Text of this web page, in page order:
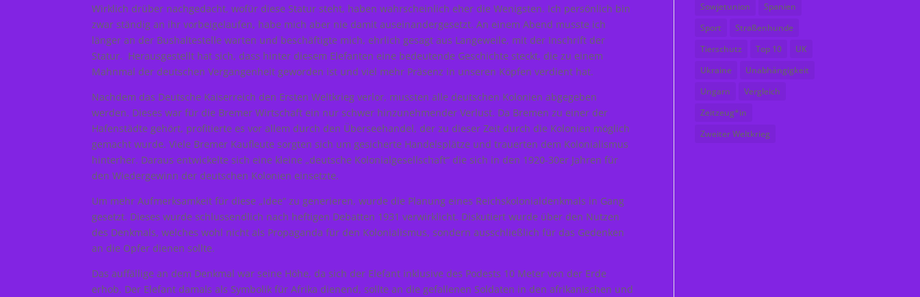
Wirklich drüber nachgedacht, wofür diese Statur steht, haben wahrscheinlich eher die Wenigsten. Ich persönlich bin
zwar ständig an ihr vorbeigelaufen, habe mich aber nie damit auseinandergesetzt. An einem Abend musste ich
länger an der Bushaltestelle warten und beschäftigte mich, ehrlich gesagt aus Langeweile, mit der Inschrift der
Statur. Herausgestellt hat sich, dass hinter diesem Elefanten eine bedeutende Geschichte steckt, die zu einem
Mahnmal der deutschen Vergangenheit geworden ist und viel mehr Präsenz in unseren Köpfen verdient hat.
Nachdem das Deutsche Kaiserreich den Ersten Weltkrieg verlor, mussten alle deutschen Kolonien abgegeben
werden. Dieses war für die Bremer Wirtschaft ein nur schwer hinzunehmender Verlust. Da Bremen zu einer der
Hafenstädte gehört, profitierte es vor allem durch den Überseehandel, der zu dieser Zeit durch die Kolonien möglich
gemacht wurde. Viele Bremer Kaufleute sorgten sich um gesicherte Handelsplätze und trauerten dem Kolonialismus
hinterher. Daraus entwickelte sich eine kleine „deutsche Kolonialgesellschaft“ die sich in den 1920-30er Jahren für
den Wiedergewinn der deutschen Kolonien einsetzte.
Um mehr Aufmerksamkeit für diese „Idee“ zu generieren, wurde die Planung eines Reichskolonialdenkmals in Gang
gesetzt. Dieses wurde schlussendlich nach heftigen Debatten 1931 verwirklicht. Diskutiert wurde über den Nutzen
des Denkmals, welches wohl nicht als Propaganda für den Kolonialismus, sondern ausschließlich für das Gedenken
an die Opfer dienen sollte.
Das auffällige an dem Denkmal war seine Höhe, da sich der Elefant inklusive des Podests 10 Meter von der Erde
erhob. Der Elefant damals als Symbolik für Afrika dienend, sollte an die gefallenen Soldaten in den afrikanischen und
Sowjetunion
Spanien
Sport
Straßenhunde
Tierschutz
Top 10
UK
Ukraine
Unabhängigkeit
Ungarn
Vergleich
Zeitzeug*in
Zweiter Weltkrieg